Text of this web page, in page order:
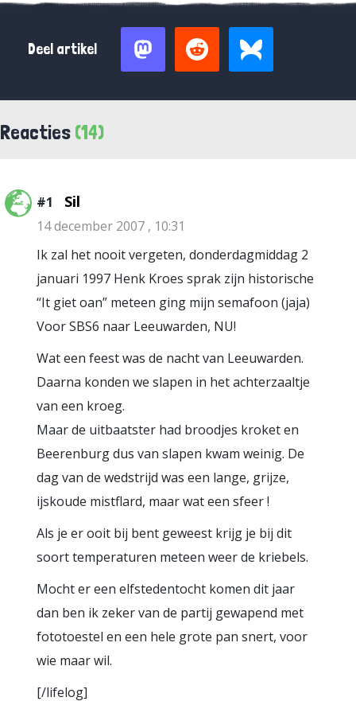
Deel artikel
Reacties (14)
#1 Sil
14 december 2007 , 10:31
Ik zal het nooit vergeten, donderdagmiddag 2
januari 1997 Henk Kroes sprak zijn historische
“It giet oan” meteen ging mijn semafoon (jaja)
Voor SBS6 naar Leeuwarden, NU!
Wat een feest was de nacht van Leeuwarden.
Daarna konden we slapen in het achterzaaltje
van een kroeg.
Maar de uitbaatster had broodjes kroket en
Beerenburg dus van slapen kwam weinig. De
dag van de wedstrijd was een lange, grijze,
ijskoude mistflard, maar wat een sfeer !
Als je er ooit bij bent geweest krijg je bij dit
soort temperaturen meteen weer de kriebels.
Mocht er een elfstedentocht komen dit jaar
dan ben ik zeker van de partij gewapend met
fototoestel en een hele grote pan snert, voor
wie maar wil.
[/lifelog]